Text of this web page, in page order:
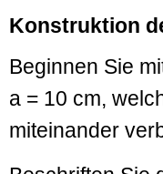
Konstruktion
Beginnen Sie
a = 10 cm,
miteinander